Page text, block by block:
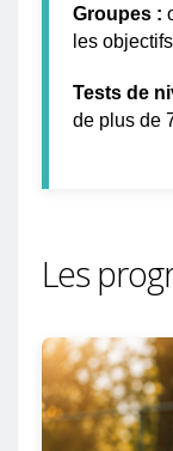
Groupes :
les objectifs
Tests de
de plus de
Les